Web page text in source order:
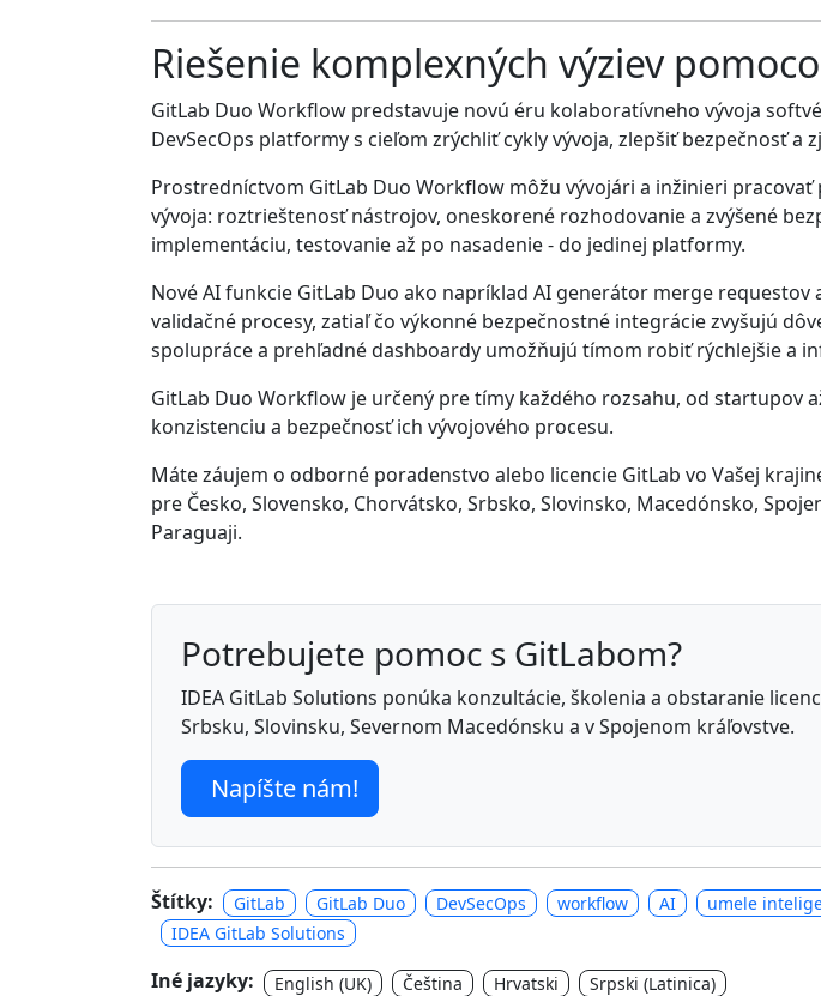
Riešenie komplexných výziev
GitLab Duo Workflow predstavuje novú éru kolaboratívneho vývoja
DevSecOps platformy s cieľom zrýchliť cykly vývoja, zlepšiť bezpečnosť
Prostredníctvom GitLab Duo Workflow môžu vývojári a inžinieri
vývoja: roztrieštenosť nástrojov, oneskorené rozhodovanie a zvýšené
implementáciu, testovanie až po nasadenie - do jedinej platformy.
Nové AI funkcie GitLab Duo ako napríklad AI generátor merge
validačné procesy, zatiaľ čo výkonné bezpečnostné integrácie zvyšujú
spolupráce a prehľadné dashboardy umožňujú tímom robiť rýchlejšie a
GitLab Duo Workflow je určený pre tímy každého rozsahu, od startupov
konzistenciu a bezpečnosť ich vývojového procesu.
Máte záujem o odborné poradenstvo alebo licencie GitLab vo Vašej
pre Česko, Slovensko, Chorvátsko, Srbsko, Slovinsko, Macedónsko,
Paraguaji.
Potrebujete pomoc s GitLabom?
IDEA GitLab Solutions ponúka konzultácie, školenia a obstaranie
Srbsku, Slovinsku, Severnom Macedónsku a v Spojenom kráľovstve.
Napíšte nám!
Štítky: GitLab GitLab Duo DevSecOps workflow AI umele
IDEA GitLab Solutions
Iné jazyky: English (UK) Čeština Hrvatski Srpski (Latinica)